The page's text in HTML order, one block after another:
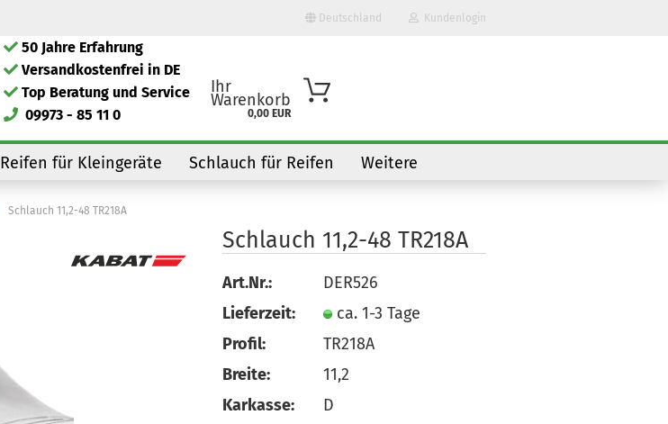
Deutschland
Lieferland
Kundenlogin
Konto erstellen
Passwort vergessen?
50 Jahre Erfahrung
Versandkostenfrei in DE
Top Beratung und Service
09973 - 85 11 0
Ihr
Warenkorb
0,00 EUR
Reifen für Kleingeräte Schlauch für Reifen Weitere
Schlauch 11,2-48 TR218A
Schlauch 11,2-48 TR218A
Art.Nr.:
DER526
Lieferzeit:
ca. 1-3 Tage
Profil:
TR218A
Breite:
11,2
Karkasse:
D